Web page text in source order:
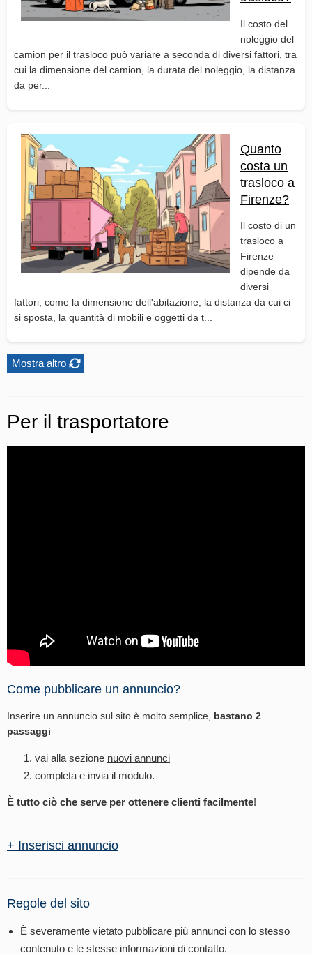
Il costo del
noleggio del
camion per il trasloco può variare a seconda di diversi fattori, tra
cui la dimensione del camion, la durata del noleggio, la distanza
da per...
Quanto
costa un
trasloco a
Firenze?
Il costo di un
trasloco a
Firenze
dipende da
diversi
fattori, come la dimensione dell'abitazione, la distanza da cui ci
si sposta, la quantità di mobili e oggetti da t...
Mostra altro
Per il trasportatore
Come pubblicare un annuncio?
Inserire un annuncio sul sito è molto semplice, bastano 2
passaggi
vai alla sezione nuovi annunci
completa e invia il modulo.
È tutto ciò che serve per ottenere clienti facilmente!
+ Inserisci annuncio
Regole del sito
È severamente vietato pubblicare più annunci con lo stesso
contenuto e le stesse informazioni di contatto.